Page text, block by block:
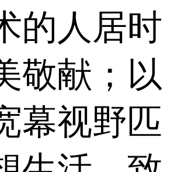
的人居时
敬献；以
幕视野匹